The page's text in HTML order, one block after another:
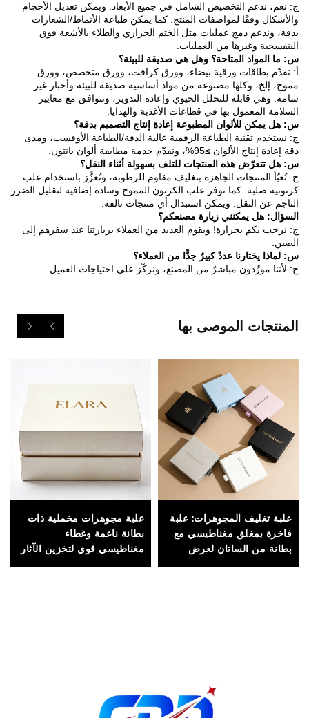
ج: نعم، ندعم التخصيص الشامل في جميع الأبعاد. ويمكن تعديل الأحجام
والأشكال وفقًا لمواصفات المنتج. كما يمكن طباعة الأنماط/الشعارات
بدقة، وندعم دمج عمليات مثل الختم الحراري والطلاء بالأشعة فوق
البنفسجية وغيرها من العمليات.
س: ما المواد المتاحة؟ وهل هي صديقة للبيئة؟
أ: نقدّم بطاقات ورقية بيضاء، وورق كرافت، وورق متخصص، وورق
مموج، إلخ، وكلها مصنوعة من مواد أساسية صديقة للبيئة وأحبار غير
سامة. وهي قابلة للتحلل الحيوي وإعادة التدوير، وتتوافق مع معايير
السلامة المعمول بها في قطاعات الأغذية والهدايا.
س: هل يمكن للألوان المطبوعة إعادة إنتاج التصميم بدقة؟
ج: نستخدم تقنية الطباعة الرقمية عالية الدقة/الطباعة الأوفست، ومدى
دقة إعادة إنتاج الألوان ≥95%، ونقدّم خدمة مطابقة ألوان بانتون.
س: هل تتعرّض هذه المنتجات للتلف بسهولة أثناء النقل؟
ج: تُعبّأ المنتجات الجاهزة بتغليف مقاوم للرطوبة، وتُعزَّز باستخدام علب
كرتونية صلبة. كما توفر علب الكرتون المموج وسادة إضافية لتقليل الضرر
الناجم عن النقل. ويمكن استبدال أي منتجات تالفة.
السؤال: هل يمكنني زيارة مصنعكم؟
ج: نرحب بكم بحرارة! ويقوم العديد من العملاء بزيارتنا عند سفرهم إلى
الصين.
س: لماذا يختارنا عددٌ كبيرٌ جدًّا من العملاء؟
ج: لأننا مورِّدون مباشرٌ من المصنع، ونركّز على احتياجات العميل.
المنتجات الموصى بها
علبة تغليف المجوهرات: علبة
فاخرة بمغلق مغناطيسي مع
بطانة من الساتان لعرض
الخواتم والأقراط
علبة مجوهرات مخملية ذات
بطانة ناعمة وغطاء
مغناطيسي قوي لتخزين الآثار
الثمينة بأمان